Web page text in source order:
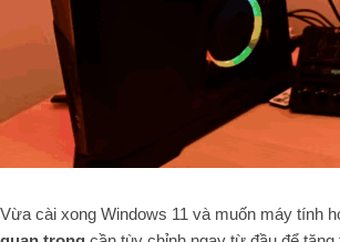
Vừa cài xong Windows 11 và muốn máy tính